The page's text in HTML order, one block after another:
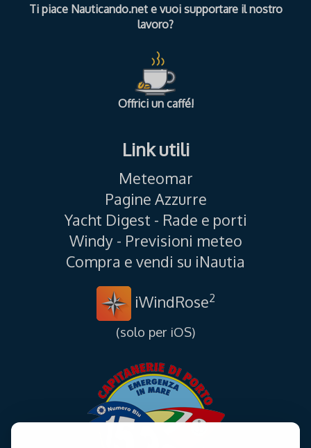
Ti piace Nauticando.net e vuoi supportare il nostro
lavoro?
Offrici un caffé!
Link utili
Meteomar
Pagine Azzurre
Yacht Digest - Rade e porti
Windy - Previsioni meteo
Compra e vendi su iNautia
iWindRose2
(solo per iOS)